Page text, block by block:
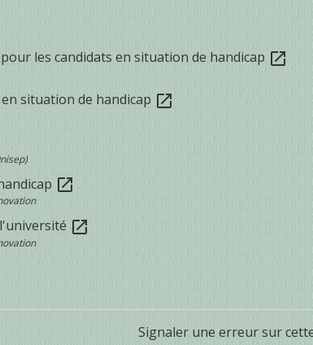
les candidats en situation de handicap open_in_new
situation de handicap open_in_new
open_in_new
open_in_new
Signaler une erreur sur